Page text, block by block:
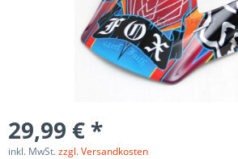
29,99 € *
inkl. MwSt.zzgl. Versandkosten